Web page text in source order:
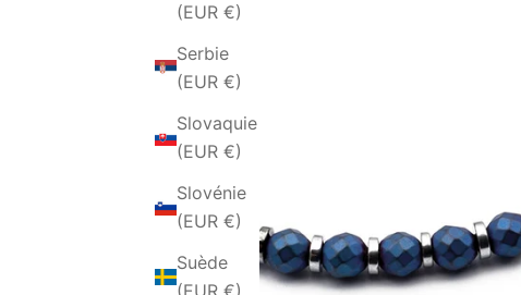
(EUR €)
Serbie
(EUR €)
Slovaquie
(EUR €)
Slovénie
(EUR €)
Suède